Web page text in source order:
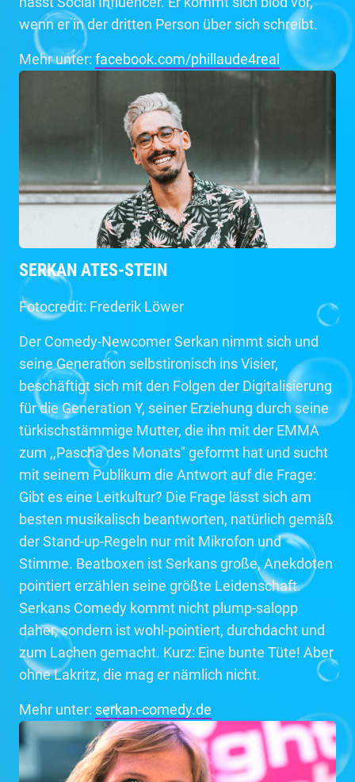
wenn er in der dritten Person über sich schreibt.
Mehr unter: facebook.com/phillaude4real
SERKAN ATES-STEIN
Fotocredit: Frederik Löwer
Der Comedy-Newcomer Serkan nimmt sich und
seine Generation selbstironisch ins Visier,
beschäftigt sich mit den Folgen der Digitalisierung
für die Generation Y, seiner Erziehung durch seine
türkischstämmige Mutter, die ihn mit der EMMA
zum ,,Pascha des Monats" geformt hat und sucht
mit seinem Publikum die Antwort auf die Frage:
Gibt es eine Leitkultur? Die Frage lässt sich am
besten musikalisch beantworten, natürlich gemäß
der Stand-up-Regeln nur mit Mikrofon und
Stimme. Beatboxen ist Serkans große, Anekdoten
pointiert erzählen seine größte Leidenschaft.
Serkans Comedy kommt nicht plump-salopp
daher, sondern ist wohl-pointiert, durchdacht und
zum Lachen gemacht. Kurz: Eine bunte Tüte! Aber
ohne Lakritz, die mag er nämlich nicht.
Mehr unter: serkan-comedy.de